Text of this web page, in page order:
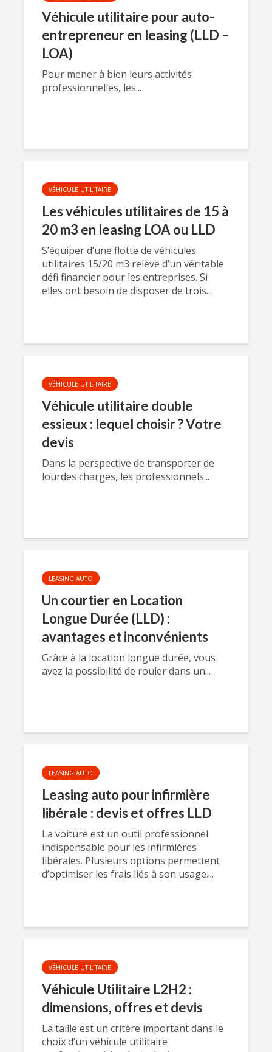
Véhicule utilitaire pour auto-
entrepreneur en leasing (LLD –
LOA)
Pour mener à bien leurs activités
professionnelles, les...
VÉHICULE UTILITAIRE
Les véhicules utilitaires de 15 à
20 m3 en leasing LOA ou LLD
S’équiper d’une flotte de véhicules
utilitaires 15/20 m3 relève d’un véritable
défi financier pour les entreprises. Si
elles ont besoin de disposer de trois...
VÉHICULE UTILITAIRE
Véhicule utilitaire double
essieux : lequel choisir ? Votre
devis
Dans la perspective de transporter de
lourdes charges, les professionnels...
LEASING AUTO
Un courtier en Location
Longue Durée (LLD) :
avantages et inconvénients
Grâce à la location longue durée, vous
avez la possibilité de rouler dans un...
LEASING AUTO
Leasing auto pour infirmière
libérale : devis et offres LLD
La voiture est un outil professionnel
indispensable pour les infirmières
libérales. Plusieurs options permettent
d’optimiser les frais liés à son usage....
VÉHICULE UTILITAIRE
Véhicule Utilitaire L2H2 :
dimensions, offres et devis
La taille est un critère important dans le
choix d’un véhicule utilitaire